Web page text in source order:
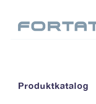
Produktkatalog